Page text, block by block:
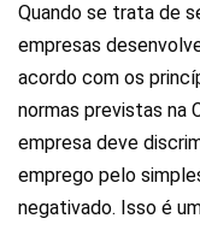
Quando se trata de
empresas
acordo com os
normas previstas na
empresa deve
emprego pelo
negativado. Isso é